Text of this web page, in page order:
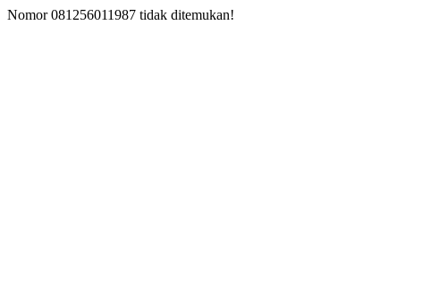
Nomor 081256011987 tidak ditemukan!